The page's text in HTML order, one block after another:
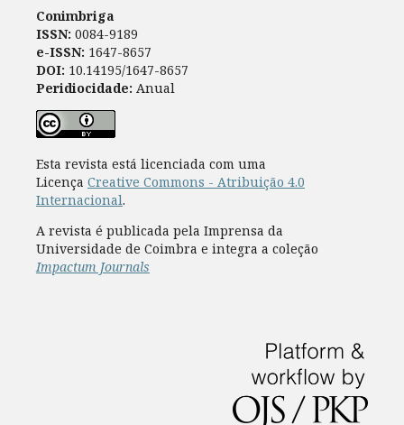
Conimbriga
ISSN: 0084-9189
e-ISSN: 1647-8657
DOI: 10.14195/1647-8657
Peridiocidade: Anual
Esta revista está licenciada com uma
Licença Creative Commons - Atribuição 4.0
Internacional.
A revista é publicada pela Imprensa da
Universidade de Coimbra e integra a coleção
Impactum Journals